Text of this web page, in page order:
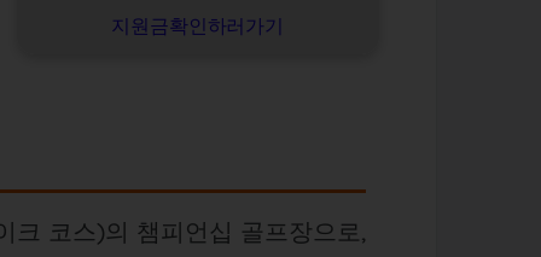
크 코스)의 챔피언십 골프장으로,
지원금확인하러가기